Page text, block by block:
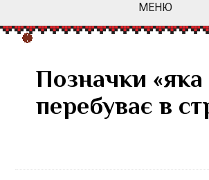
МЕНЮ
Позначки «яка
перебуває в